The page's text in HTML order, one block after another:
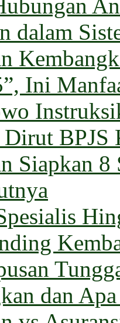
dalam
Ini
BPJS
Siapkan
dan